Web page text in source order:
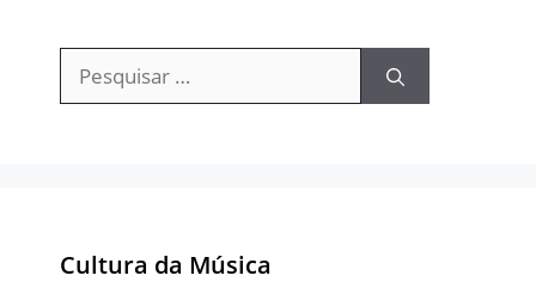
Pesquisar
por:
Cultura da Música